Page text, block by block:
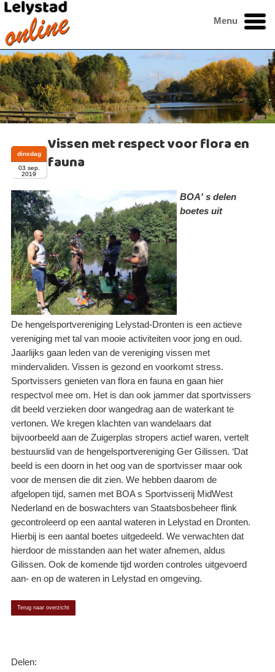
Menu
Vissen met respect voor flora en
fauna
dinsdag
03 sep.
2019
BOA' s delen
boetes uit
De hengelsportvereniging Lelystad-Dronten is een actieve
vereniging met tal van mooie activiteiten voor jong en oud.
Jaarlijks gaan leden van de vereniging vissen met
mindervaliden. Vissen is gezond en voorkomt stress.
Sportvissers genieten van flora en fauna en gaan hier
respectvol mee om. Het is dan ook jammer dat sportvissers
dit beeld verzieken door wangedrag aan de waterkant te
vertonen. We kregen klachten van wandelaars dat
bijvoorbeeld aan de Zuigerplas stropers actief waren, vertelt
bestuurslid van de hengelsportvereniging Ger Gilissen. ‘Dat
beeld is een doorn in het oog van de sportvisser maar ook
voor de mensen die dit zien. We hebben daarom de
afgelopen tijd, samen met BOA s Sportvisserij MidWest
Nederland en de boswachters van Staatsbosbeheer flink
gecontroleerd op een aantal wateren in Lelystad en Dronten.
Hierbij is een aantal boetes uitgedeeld. We verwachten dat
hierdoor de misstanden aan het water afnemen, aldus
Gilissen. Ook de komende tijd worden controles uitgevoerd
aan- en op de wateren in Lelystad en omgeving.
Terug naar overzicht
Delen: